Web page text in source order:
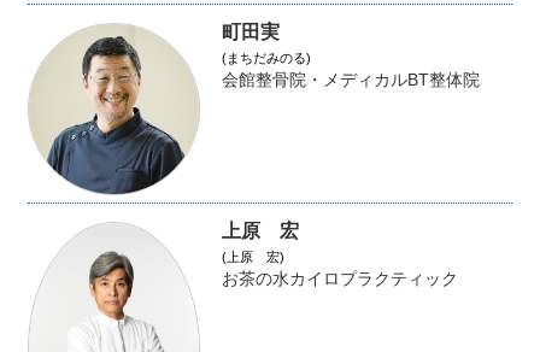
町田実
(まちだみのる)
会館整骨院・メディカルBT整体院
上原 宏
(上原 宏)
お茶の水カイロプラクティック